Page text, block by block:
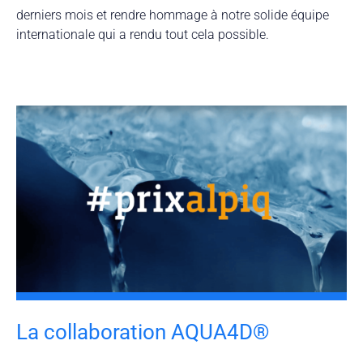
derniers mois et rendre hommage à notre solide équipe
internationale qui a rendu tout cela possible.
La collaboration AQUA4D®